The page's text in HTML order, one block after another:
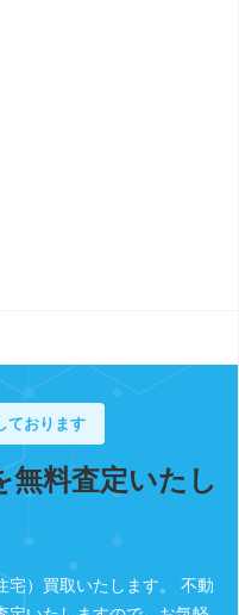
ております
無料査定いたし
宅）買取いたします。 不動